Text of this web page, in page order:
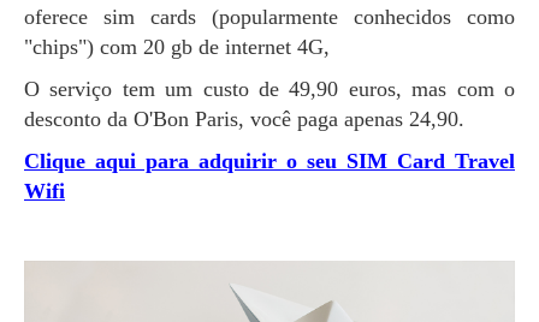
oferece sim cards (popularmente conhecidos como
"chips") com 20 gb de internet 4G,
O serviço tem um custo de 49,90 euros, mas com o
desconto da O'Bon Paris, você paga apenas 24,90.
Clique aqui para adquirir o seu SIM Card Travel
Wifi